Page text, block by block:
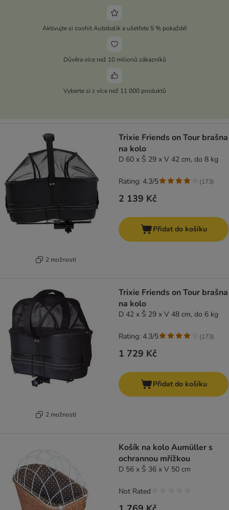
Aktivujte si zoohit Autobalík a ušetřete 5 % pokaždé!
Důvěra více než 10 milionů zákazníků
Vyberte si z více než 11 000 produktů
2 možností
Trixie Friends on Tour brašna
na kolo
D 60 x Š 29 x V 42 cm, do 8 kg
2 139 Kč
Rating: 4.3/5 (173)
Přidat do košíku
2 možností
Trixie Friends on Tour brašna
na kolo
D 42 x Š 29 x V 48 cm, do 6 kg
1 729 Kč
Rating: 4.3/5 (173)
Přidat do košíku
Košík na kolo Aumüller s
ochrannou mřížkou
D 56 x Š 36 x V 50 cm
Not Rated